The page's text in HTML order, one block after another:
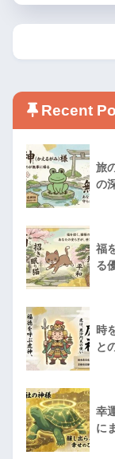
Recent
旅
の
福
る
時
と
幸
に